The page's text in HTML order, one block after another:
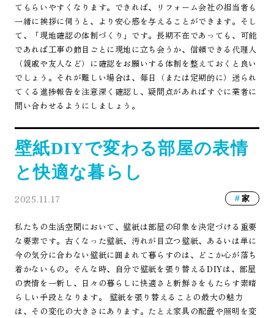
てもらいやすくなります。できれば、リフォーム会社の担当者も
一緒に挨拶に伺うと、より安心感を与えることができます。そし
て、「現地確認の体制づくり」です。長期不在であっても、可能
であれば工事の節目ごとに現地に立ち会うか、信頼できる代理人
（親戚や友人など）に確認をお願いする体制を整えておくと良い
でしょう。それが難しい場合は、毎日（または定期的に）送られ
てくる進捗報告を注意深く確認し、疑問点があればすぐに業者に
問い合わせるようにしましょう。
壁紙DIYで変わる部屋の表情
と快適な暮らし
2025.11.17 家
私たちの生活空間において、壁紙は部屋の印象を決定づける重要
な要素です。古くなった壁紙、汚れが目立つ壁紙、あるいは単に
今の気分に合わない壁紙に囲まれて暮らすのは、どこか心が落ち
着かないもの。そんな時、自分で壁紙を張り替えるDIYは、部屋
の表情を一新し、日々の暮らしに快適さと新鮮さをもたらす素晴
らしい手段となります。 壁紙を張り替えることの最大の魅力
は、その変化の大きさにあります。たとえ家具の配置や照明を変